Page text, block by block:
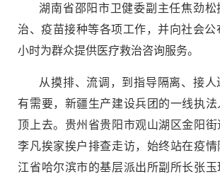
湖南省邵阳市卫健委副主任焦劲
治、疫苗接种等各项工作，并向社会公
小时为群众提供医疗救治咨询服务。
从摸排、流调，到指导隔离、接
有需要，新疆生产建设兵团的一线执
顶上去。贵州省贵阳市观山湖区金阳
李凡挨家挨户排查走访，始终站在疫
江省哈尔滨市的基层派出所副所长张